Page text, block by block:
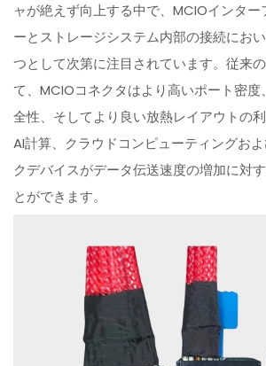
ャが絶えず向上する中で、MCIOインタ
ーとストレージシステム内部の接続にお
つとして次第に注目されています。従来
て、MCIOコネクタはより高いポート密
全性、そしてより良い放熱レイアウトの利
AI計算、クラウドコンピューティングお
クデバイスがデータ伝送速度の増加に対
とができます。